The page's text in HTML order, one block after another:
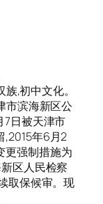
,初中文化。
市滨海新区公
7日被天津市
,2015年6月2
更强制措施为
区人民检察
取保候审。现